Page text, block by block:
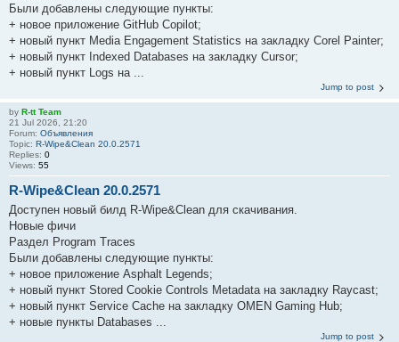
Были добавлены следующие пункты:
+ новое приложение GitHub Copilot;
+ новый пункт Media Engagement Statistics на закладку Corel Painter;
+ новый пункт Indexed Databases на закладку Cursor;
+ новый пункт Logs на ...
Jump to post
by R-tt Team
21 Jul 2026, 21:20
Forum: Объявления
Topic: R-Wipe&Clean 20.0.2571
Replies: 0
Views: 55
R-Wipe&Clean 20.0.2571
Доступен новый билд R-Wipe&Clean для скачивания.
Новые фичи
Раздел Program Traces
Были добавлены следующие пункты:
+ новое приложение Asphalt Legends;
+ новый пункт Stored Cookie Controls Metadata на закладку Raycast;
+ новый пункт Service Cache на закладку OMEN Gaming Hub;
+ новые пункты Databases ...
Jump to post